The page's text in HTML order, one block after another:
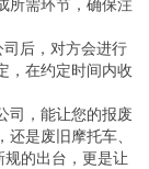
所需环节，确保注
后，对方会进行
，在约定时间内收
司，能让您的报废
是废旧摩托车、
规的出台，更是让